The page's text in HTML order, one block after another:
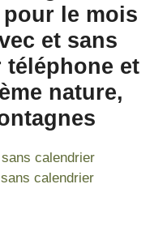
sans calendrier
sans calendrier